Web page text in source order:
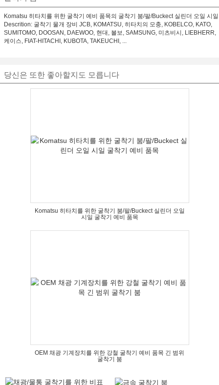
Komatsu 히타치를 위한 굴착기 예비 품목의 굴착기 붐/팔/Buckect 실린더 오일 시일
Descrition: 굴착기 물개 장비 JCB, KOMATSU, 히타치의 모충, KOBELCO, KATO,
SUMITOMO, DOOSAN, DAEWOO, 현대, 볼보, SAMSUNG, 미츠비시, LIEBHERR,
케이스, FIAT-HITACHI, KUBOTA, TAKEUCHI, ...
당신은 또한 좋아할지도 모릅니다
Komatsu 히타치를 위한 굴착기 붐/팔/Buckect 실린더 오일
시일 굴착기 예비 품목
OEM 채광 기계장치를 위한 강철 굴착기 예비 품목 긴 범위
굴착기 붐